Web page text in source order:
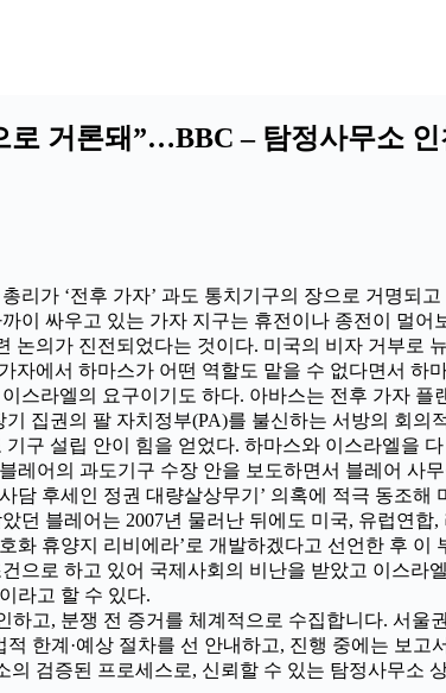
거론돼”…BBC – 탐정사무소
리가 ‘전후 가자’ 과도 통치기구의 장으로 거명되
이 싸우고 있는 가자 지구는 휴전이나 종전이 멀
논의가 진전되었다는 것이다. 미국의 비자 거부로
자에서 하마스가 어떤 역할도 맡을 수 없다면서
스라엘의 요구이기도 하다. 아바스는 전후 가자
집권의 팔 자치정부(PA)를 불신하는 서방의 회
구 설립 안이 힘을 얻었다. 하마스와 이스라엘을
어의 과도기구 수장 안을 보도하면서 블레어 사
담 후세인 정권 대량살상무기’ 의혹에 적극 동조
던 블레어는 2007년 물러난 뒤에도 미국, 유럽연
화 휴양지 리비에라’로 개발하겠다고 선언한 후
으로 하고 있어 국제사회의 비난을 받았고 이스라
라고 할 수 있다.
고, 분쟁 전 증거를 체계적으로 수집합니다. 서울
한계·예상 절차를 선 안내하고, 진행 중에는 보고
검증된 프로세스로, 신뢰할 수 있는 탐정사무소